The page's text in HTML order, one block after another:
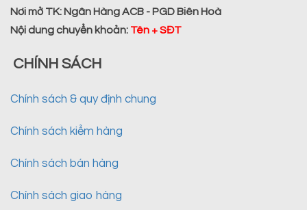
Nơi mở TK: Ngân Hàng ACB - PGD Biên Hoà
Nội dung chuyển khoản: Tên + SĐT
CHÍNH SÁCH
Chính sách & quy định chung
Chính sách kiểm hàng
Chính sách bán hàng
Chính sách giao hàng